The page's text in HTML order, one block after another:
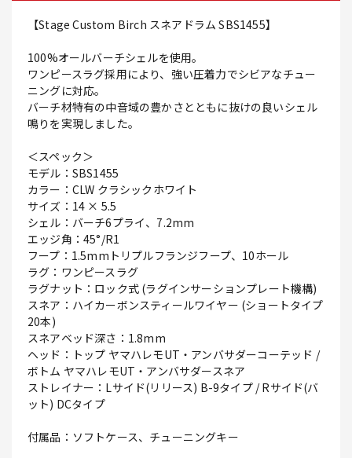
【Stage Custom Birch スネアドラム SBS1455】
100%オールバーチシェルを使用。
ワンピースラグ採用により、強い圧着力でシビアなチュー
ニングに対応。
バーチ材特有の中音域の豊かさとともに抜けの良いシェル
鳴りを実現しました。
＜スペック＞
モデル：SBS1455
カラー：CLW クラシックホワイト
サイズ：14 × 5.5
シェル：バーチ6プライ、7.2mm
エッジ角：45°/R1
フープ：1.5mmトリプルフランジフープ、10ホール
ラグ：ワンピースラグ
ラグナット：ロック式 (ラグインサーションプレート機構)
スネア：ハイカーボンスティールワイヤー (ショートタイプ
20本)
スネアベッド深さ：1.8mm
ヘッド：トップ ヤマハレモUT・アンバサダーコーテッド /
ボトム ヤマハレモUT・アンバサダースネア
ストレイナー：Lサイド(リリース) B-9タイプ / Rサイド(バ
ット) DCタイプ
付属品：ソフトケース、チューニングキー